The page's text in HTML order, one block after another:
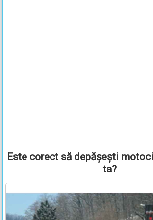
Este corect să depășești
ta?